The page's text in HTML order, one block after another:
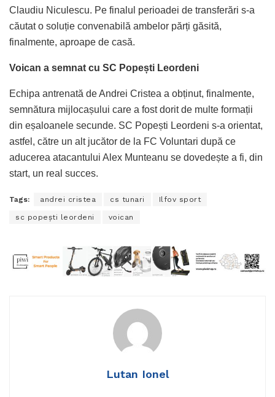
Claudiu Niculescu. Pe finalul perioadei de transferări s-a
căutat o soluție convenabilă ambelor părți găsită,
finalmente, aproape de casă.
Voican a semnat cu SC Popești Leordeni
Echipa antrenată de Andrei Cristea a obținut, finalmente,
semnătura mijlocașului care a fost dorit de multe formații
din eșaloanele secunde. SC Popești Leordeni s-a orientat,
astfel, către un alt jucător de la FC Voluntari după ce
aducerea atacantului Alex Munteanu se dovedește a fi, din
start, un real succes.
Tags: andrei cristea cs tunari Ilfov sport
sc popeşti leordeni voican
Lutan Ionel